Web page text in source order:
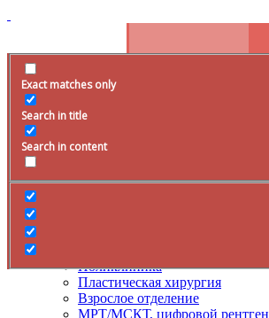
Exact matches only
Search in title
Search in content
Расписание
+79285399105 Время работы
Поликлиника
Пластическая хирургия
Взрослое отделение
МРТ/МСКТ, цифровой рентген